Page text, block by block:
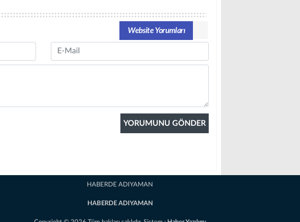
Website Yorumları
Email
HABERDE ADIYAMAN
HABERDE ADIYAMAN